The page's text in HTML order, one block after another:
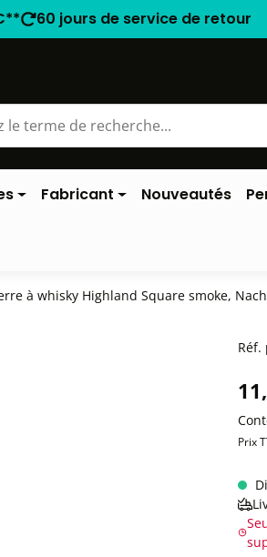
60 jours de service de retour
Fabricant Nouveautés
à whisky Highland Square smoke,
Prix